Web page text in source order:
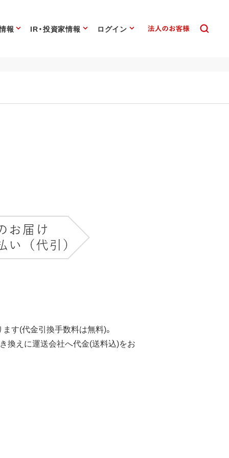
報 IR・投資家情報 ログイン
す(代金引換手数料は無料)。
換えに運送会社へ代金(送料込)をお